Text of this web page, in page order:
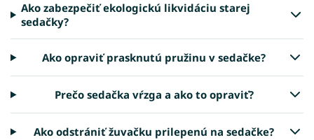
Ako zabezpečiť ekologickú likvidáciu starej
sedačky?
Ako opraviť prasknutú pružinu v sedačke?
Prečo sedačka vŕzga a ako to opraviť?
Ako odstrániť žuvačku prilepenú na sedačke?